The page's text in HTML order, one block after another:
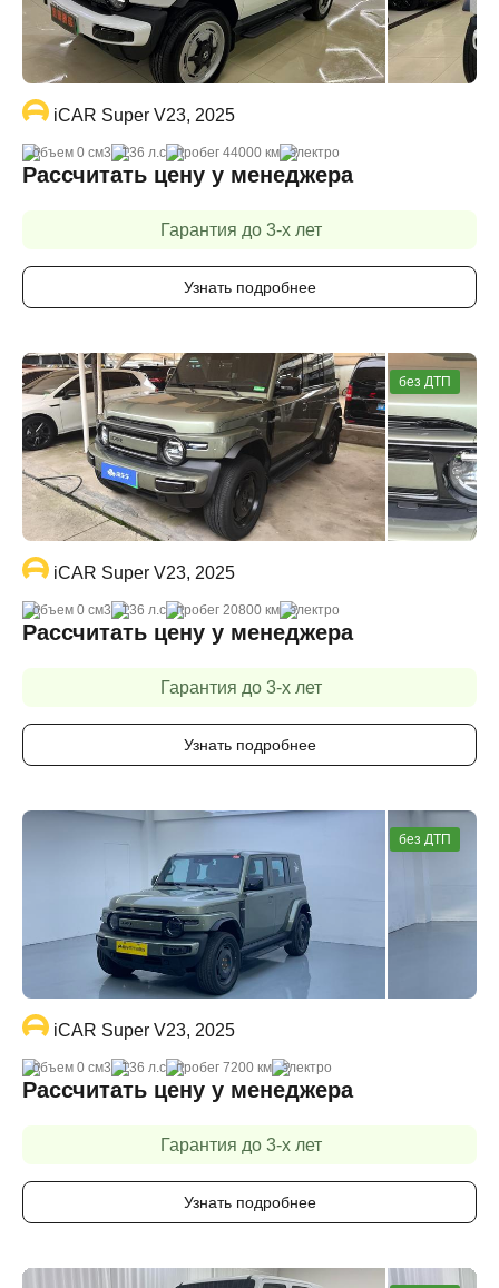
iCAR Super V23, 2025
объем 0 cм3 136 л.с пробег 44000 км электро
Рассчитать цену у менеджера
Гарантия до 3-х лет
Узнать подробнее
без ДТП
iCAR Super V23, 2025
объем 0 cм3 136 л.с пробег 20800 км электро
Рассчитать цену у менеджера
Гарантия до 3-х лет
Узнать подробнее
без ДТП
iCAR Super V23, 2025
объем 0 cм3 136 л.с пробег 7200 км электро
Рассчитать цену у менеджера
Гарантия до 3-х лет
Узнать подробнее